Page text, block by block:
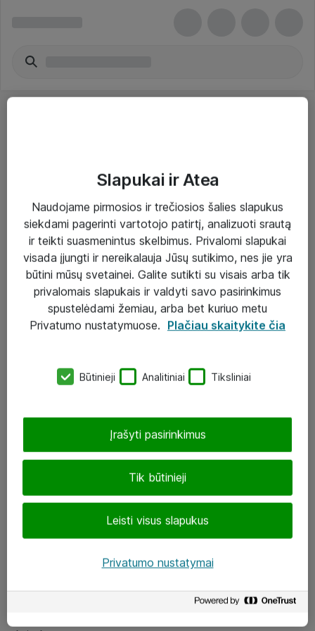
Paslaugos
Sprendimai
Įgyvendinti projektai
Atea ekspertų patarimai verslui
eShop@atea.lt
LinkedIn
Slapukai ir Atea
Naudojame pirmosios ir trečiosios šalies slapukus
siekdami pagerinti vartotojo patirtį, analizuoti srautą
ir teikti suasmenintus skelbimus. Privalomi slapukai
visada įjungti ir nereikalauja Jūsų sutikimo, nes jie yra
būtini mūsų svetainei. Galite sutikti su visais arba tik
privalomais slapukais ir valdyti savo pasirinkimus
spustelėdami žemiau, arba bet kuriuo metu
Privatumo nustatymuose. Plačiau skaitykite čia
Būtinieji Analitiniai Tiksliniai
Tik būtinieji
Leisti visus slapukus
Įrašyti pasirinkimus
Privatumo nustatymai